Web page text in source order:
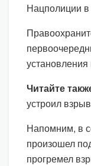
Нацполиции в
установления
Читайте
устроил
Напомним, в
произошел
прогремел